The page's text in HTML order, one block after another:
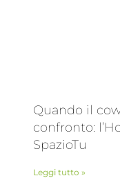
Quando il
confronto:
SpazioTu
Leggi tutto »